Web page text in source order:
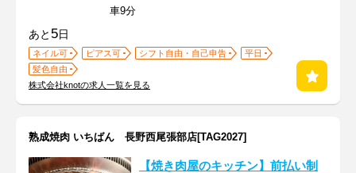
車9分
あと 5日
ネイル可 ピアス可 シフト自由・自己申告
平日
髪色自由
株式会社knotの求人一覧を見る
熟成焼肉 いちばん 長野西尾張部店[TAG2027]
【焼き肉屋のキッチン】前払い制